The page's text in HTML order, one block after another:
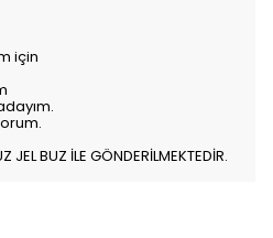
için
JEL BUZ İLE GÖNDERİLMEKTEDİR.